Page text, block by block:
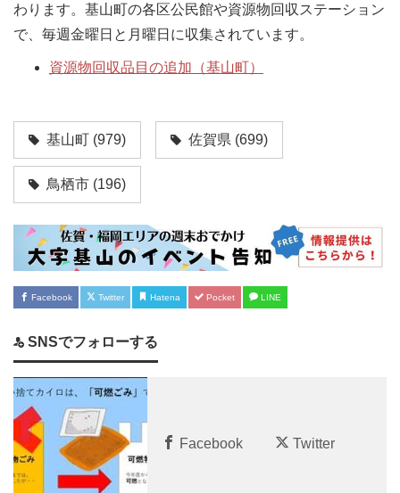
わります。基山町の各区公民館や資源物回収ステーション
で、毎週金曜日と月曜日に収集されています。
資源物回収品目の追加（基山町）
基山町 (979) 佐賀県 (699)
鳥栖市 (196)
Facebook Twitter Hatena Pocket LINE
SNSでフォローする
Facebook Twitter